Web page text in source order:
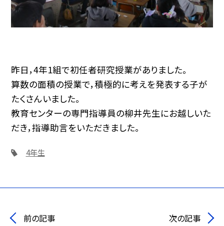
昨日，4年1組で初任者研究授業がありました。
算数の面積の授業で，積極的に考えを発表する子が
たくさんいました。
教育センターの専門指導員の柳井先生にお越しいた
だき，指導助言をいただきました。
4年生
前の記事 次の記事